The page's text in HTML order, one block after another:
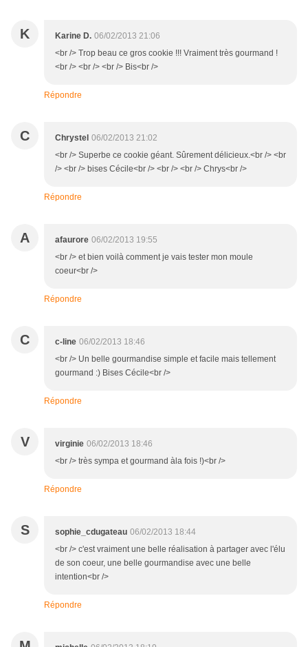
K Karine D. 06/02/2013 21:06
<br /> Trop beau ce gros cookie !!! Vraiment très gourmand !
<br /> <br /> <br /> Bis<br />
Répondre
C Chrystel 06/02/2013 21:02
<br /> Superbe ce cookie géant. Sûrement délicieux.<br /> <br
/> <br /> bises Cécile<br /> <br /> <br /> Chrys<br />
Répondre
A afaurore 06/02/2013 19:55
<br /> et bien voilà comment je vais tester mon moule
coeur<br />
Répondre
C c-line 06/02/2013 18:46
<br /> Un belle gourmandise simple et facile mais tellement
gourmand :) Bises Cécile<br />
Répondre
V virginie 06/02/2013 18:46
<br /> très sympa et gourmand àla fois !)<br />
Répondre
S sophie_cdugateau 06/02/2013 18:44
<br /> c'est vraiment une belle réalisation à partager avec l'élu
de son coeur, une belle gourmandise avec une belle
intention<br />
Répondre